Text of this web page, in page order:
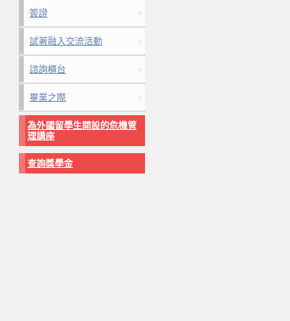
簽證
試著融入交流活動
諮詢櫃台
畢業之際
為外國留學生開設的危機管
理講座
查詢獎學金